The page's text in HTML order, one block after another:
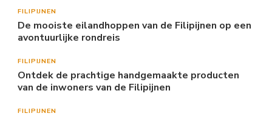
FILIPIJNEN
De mooiste eilandhoppen van de Filipijnen op een
avontuurlijke rondreis
FILIPIJNEN
Ontdek de prachtige handgemaakte producten
van de inwoners van de Filipijnen
FILIPIJNEN